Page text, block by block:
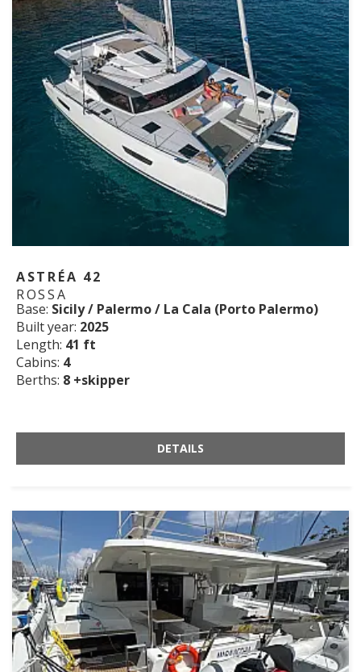
ASTRÉA 42
ROSSA
Base: Sicily / Palermo / La Cala (Porto Palermo)
Built year: 2025
Length: 41 ft
Cabins: 4
Berths: 8 +skipper
DETAILS